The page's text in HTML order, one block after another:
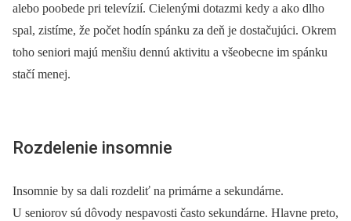
alebo poobede pri televízií. Cielenými dotazmi kedy a ako dlho
spal, zistíme, že počet hodín spánku za deň je dostačujúci. Okrem
toho seniori majú menšiu dennú aktivitu a všeobecne im spánku
stačí menej.
Rozdelenie insomnie
Insomnie by sa dali rozdeliť na primárne a sekundárne.
U seniorov sú dôvody nespavosti často sekundárne. Hlavne preto,